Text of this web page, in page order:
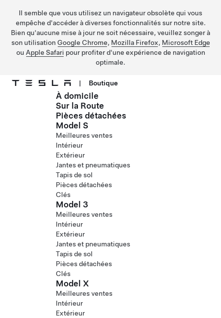
Il semble que vous utilisez un navigateur obsolète qui vous
empêche d'accéder à diverses fonctionnalités sur notre site.
Bien qu'aucune mise à jour ne soit nécessaire, veuillez songer à
son utilisation Google Chrome, Mozilla Firefox, Microsoft Edge
ou Apple Safari pour profiter d'une expérience de navigation
optimale.
Passer au contenu principal
| Boutique
À domicile
Sur la Route
Pièces détachées
Model S
Meilleures ventes
Intérieur
Extérieur
Jantes et pneumatiques
Tapis de sol
Pièces détachées
Clés
Model 3
Meilleures ventes
Intérieur
Extérieur
Jantes et pneumatiques
Tapis de sol
Pièces détachées
Clés
Model X
Meilleures ventes
Intérieur
Extérieur